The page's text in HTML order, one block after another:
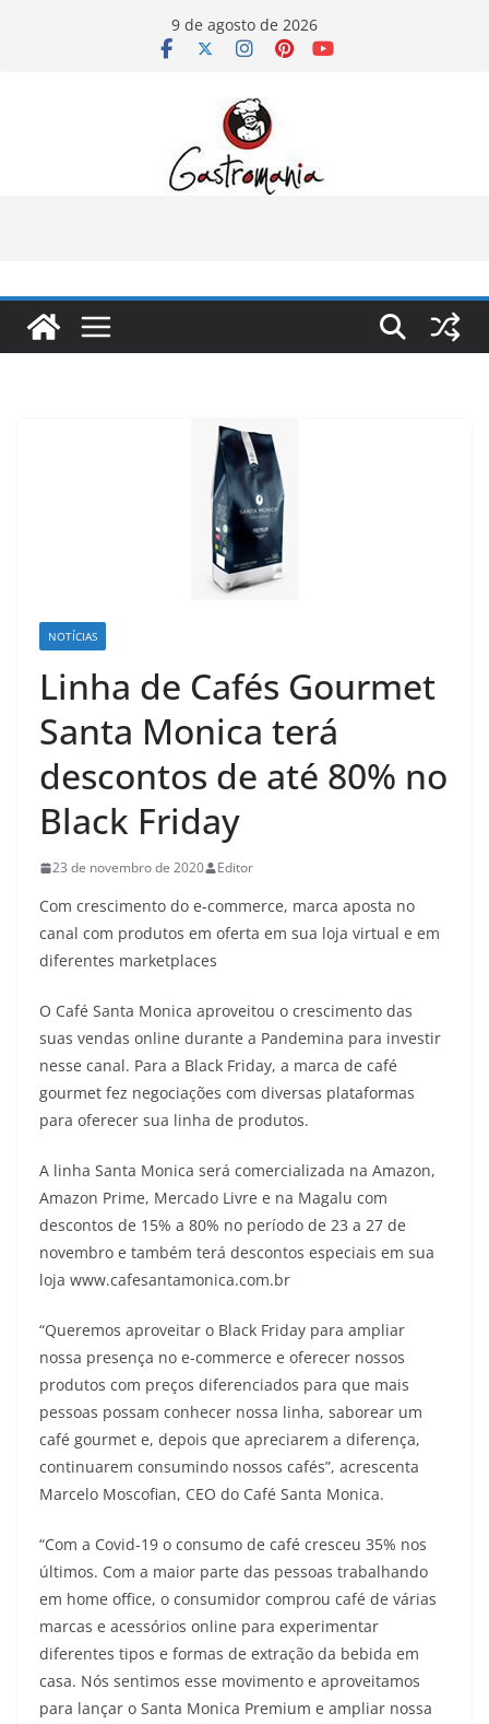
9 de agosto de 2026
NOTÍCIAS
Linha de Cafés Gourmet
Santa Monica terá
descontos de até 80% no
Black Friday
23 de novembro de 2020 Editor
Com crescimento do e-commerce, marca aposta no
canal com produtos em oferta em sua loja virtual e em
diferentes marketplaces
O Café Santa Monica aproveitou o crescimento das
suas vendas online durante a Pandemina para investir
nesse canal. Para a Black Friday, a marca de café
gourmet fez negociações com diversas plataformas
para oferecer sua linha de produtos.
A linha Santa Monica será comercializada na Amazon,
Amazon Prime, Mercado Livre e na Magalu com
descontos de 15% a 80% no período de 23 a 27 de
novembro e também terá descontos especiais em sua
loja www.cafesantamonica.com.br
“Queremos aproveitar o Black Friday para ampliar
nossa presença no e-commerce e oferecer nossos
produtos com preços diferenciados para que mais
pessoas possam conhecer nossa linha, saborear um
café gourmet e, depois que apreciarem a diferença,
continuarem consumindo nossos cafés”, acrescenta
Marcelo Moscofian, CEO do Café Santa Monica.
“Com a Covid-19 o consumo de café cresceu 35% nos
últimos. Com a maior parte das pessoas trabalhando
em home office, o consumidor comprou café de várias
marcas e acessórios online para experimentar
diferentes tipos e formas de extração da bebida em
casa. Nós sentimos esse movimento e aproveitamos
para lançar o Santa Monica Premium e ampliar nossa